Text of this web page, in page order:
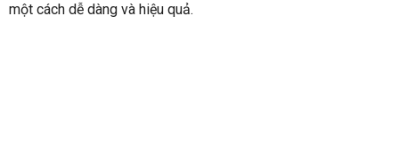
một cách dễ dàng và hiệu quả.